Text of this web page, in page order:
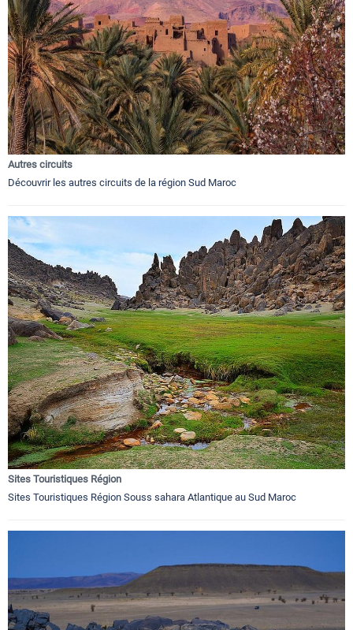
Autres circuits
Découvrir les autres circuits de la région Sud Maroc
Sites Touristiques Région
Sites Touristiques Région Souss sahara Atlantique au Sud Maroc